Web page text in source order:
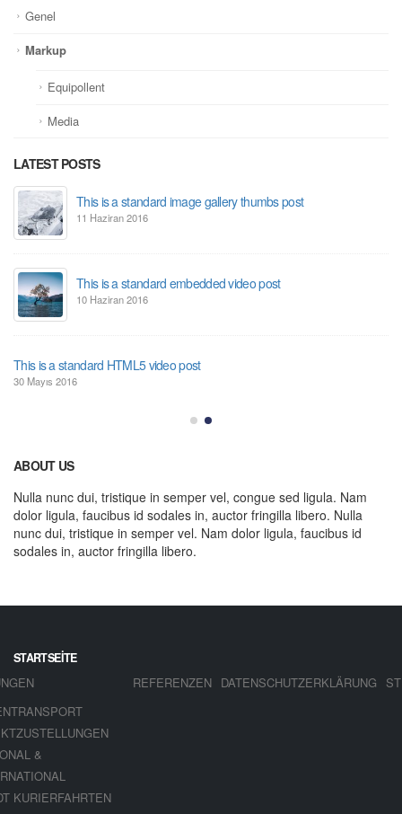
Genel
Markup
Equipollent
Media
LATEST POSTS
This is a standard image gallery thumbs post
11 Haziran 2016
This is a standard embedded video post
10 Haziran 2016
This is a standard HTML5 video post
30 Mayıs 2016
ABOUT US
Nulla nunc dui, tristique in semper vel, congue sed ligula. Nam
dolor ligula, faucibus id sodales in, auctor fringilla libero. Nulla
nunc dui, tristique in semper vel. Nam dolor ligula, faucibus id
sodales in, auctor fringilla libero.
STARTSEITE
&
KURIERFAHRTEN
REFERENZEN DATENSCHUTZERKLÄRUNG